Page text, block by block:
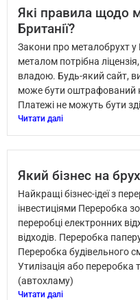
Які правила щодо
Британії?
Закони про металобрухт у
металом потрібна
владою. Будь-який сайт,
може бути оштрафований
Платежі не можуть бути
Читати далі
Який бізнес на
Найкращі бізнес-ідеї з
інвестиціями Переробка
переробці електронних
відходів. Переробка
Переробка будівельного
Утилізація або переробка
(автохламу)
Читати далі